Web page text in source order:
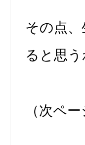
その点
ると思う
（次ペ